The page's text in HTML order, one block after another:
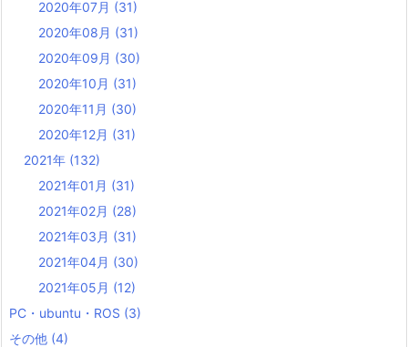
2020年07月 (31)
2020年08月 (31)
2020年09月 (30)
2020年10月 (31)
2020年11月 (30)
2020年12月 (31)
2021年 (132)
2021年01月 (31)
2021年02月 (28)
2021年03月 (31)
2021年04月 (30)
2021年05月 (12)
PC・ubuntu・ROS (3)
その他 (4)